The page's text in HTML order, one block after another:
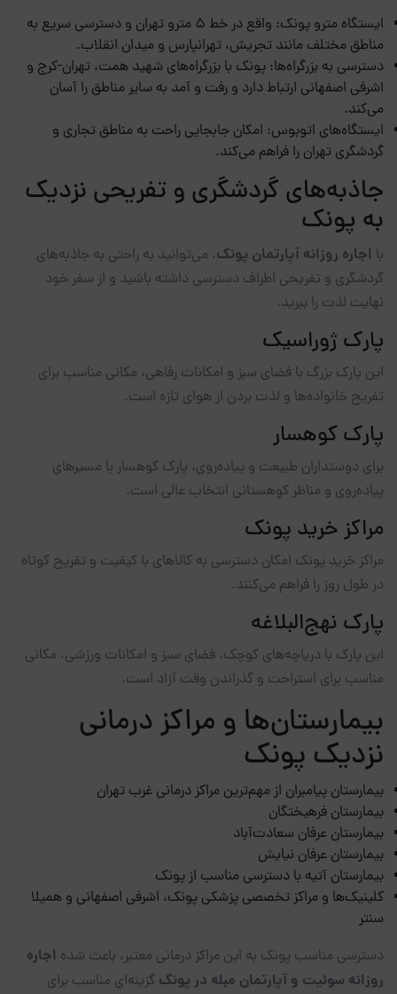
ایستگاه مترو پونک: واقع در خط ۵ مترو تهران و دسترسی سریع به
مناطق مختلف مانند تجریش، تهرانپارس و میدان انقلاب.
دسترسی به بزرگراه‌ها: پونک با بزرگراه‌های شهید همت، تهران-کرج و
اشرفی اصفهانی ارتباط دارد و رفت و آمد به سایر مناطق را آسان
می‌کند.
ایستگاه‌های اتوبوس: امکان جابجایی راحت به مناطق تجاری و
گردشگری تهران را فراهم می‌کند.
جاذبه‌های گردشگری و تفریحی نزدیک
به پونک
با اجاره روزانه آپارتمان پونک، می‌توانید به راحتی به جاذبه‌های
گردشگری و تفریحی اطراف دسترسی داشته باشید و از سفر خود
نهایت لذت را ببرید.
پارک ژوراسیک
این پارک بزرگ با فضای سبز و امکانات رفاهی، مکانی مناسب برای
تفریح خانواده‌ها و لذت بردن از هوای تازه است.
پارک کوهسار
برای دوستداران طبیعت و پیاده‌روی، پارک کوهسار با مسیرهای
پیاده‌روی و مناظر کوهستانی انتخاب عالی است.
مراکز خرید پونک
مراکز خرید پونک امکان دسترسی به کالاهای با کیفیت و تفریح کوتاه
در طول روز را فراهم می‌کنند.
پارک نهج‌البلاغه
این پارک با دریاچه‌های کوچک، فضای سبز و امکانات ورزشی، مکانی
مناسب برای استراحت و گذراندن وقت آزاد است.
بیمارستان‌ها و مراکز درمانی
نزدیک پونک
بیمارستان پیامبران از مهم‌ترین مراکز درمانی غرب تهران
بیمارستان فرهیختگان
بیمارستان عرفان سعادت‌آباد
بیمارستان عرفان نیایش
بیمارستان آتیه با دسترسی مناسب از پونک
کلینیک‌ها و مراکز تخصصی پزشکی پونک، اشرفی اصفهانی و همیلا
سنتر
دسترسی مناسب پونک به این مراکز درمانی معتبر، باعث شده اجاره
روزانه سوئیت و آپارتمان مبله در پونک گزینه‌ای مناسب برای